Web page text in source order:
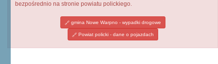
bezpośrednio na stronie powiatu polickiego.
gmina Nowe Warpno - wypadki drogowe
Powiat policki - dane o pojazdach